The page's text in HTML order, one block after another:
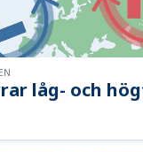
låg- och